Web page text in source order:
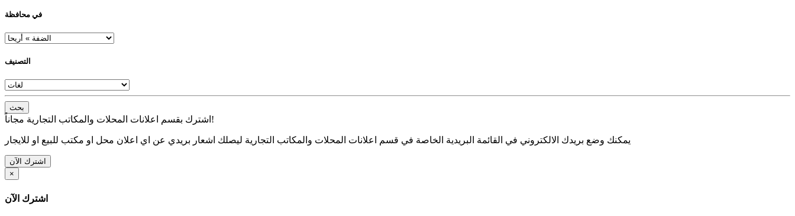
في محافظة
التصنيف
بحث
اشترك بقسم اعلانات المحلات والمكاتب التجارية مجاناً!
يمكنك وضع بريدك الالكتروني في القائمة البريدية الخاصة في قسم اعلانات المحلات والمكاتب التجارية ليصلك اشعار بريدي عن اي اعلان محل او مكتب للبيع او للايجار
اشترك الآن
×
اشترك الآن